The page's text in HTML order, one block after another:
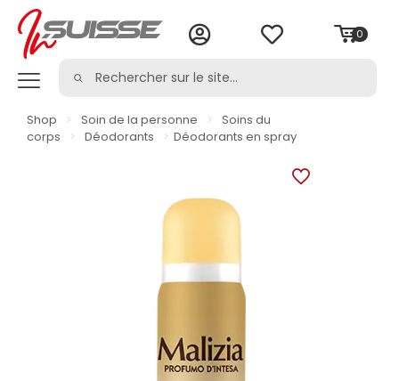
0
Shop > Soin de la personne >
Soins du
corps
> Déodorants > Déodorants en spray